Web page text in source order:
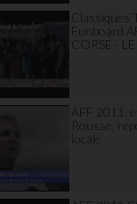
Classiques
Funboard
CORSE -
AFF 2011,
Rousse,
locale